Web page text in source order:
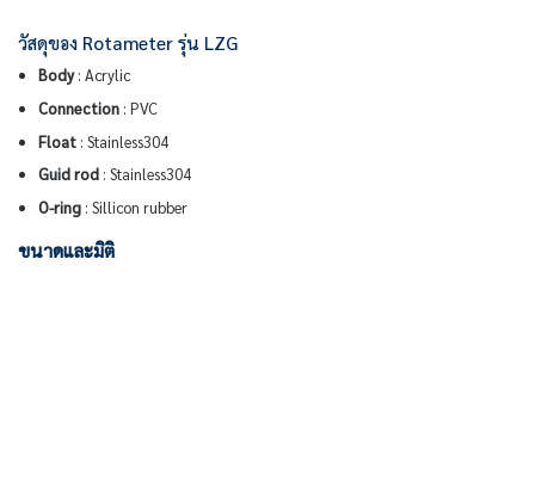
วัสดุของ Rotameter รุ่น LZG
Body: Acrylic
Connection: PVC
Float: Stainless304
Guid rod: Stainless304
O-ring: Sillicon rubber
ขนาดและมิติ